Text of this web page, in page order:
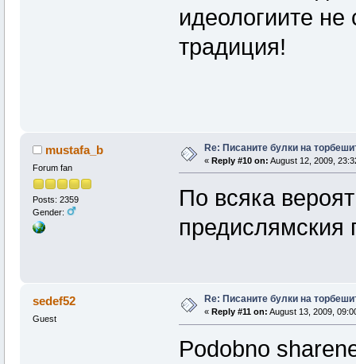
идеологиите не
традиция!
mustafa_b
Forum fan
Posts: 2359
Gender:
Re: Писаните булки на
« Reply #10 on: August 12, 2009,
По всяка
предислямския
sedef52
Guest
Re: Писаните булки на
« Reply #11 on: August 13, 2009,
Podobno